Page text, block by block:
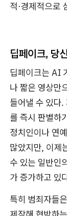
적·경제적으로
딥페이크, 당
딥페이크는 AI
나 짧은 영상만
들어낼 수 있다.
를 즉시 판별하
정치인이나 연
많았지만, 이제
수 있는 일반인
가 증가하고 있
특히 범죄자들